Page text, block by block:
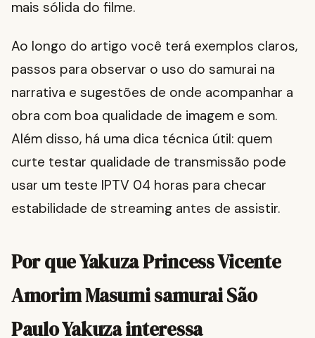
mais sólida do filme.
Ao longo do artigo você terá exemplos claros,
passos para observar o uso do samurai na
narrativa e sugestões de onde acompanhar a
obra com boa qualidade de imagem e som.
Além disso, há uma dica técnica útil: quem
curte testar qualidade de transmissão pode
usar um teste IPTV 04 horas para checar
estabilidade de streaming antes de assistir.
Por que Yakuza Princess Vicente
Amorim Masumi samurai São
Paulo Yakuza interessa